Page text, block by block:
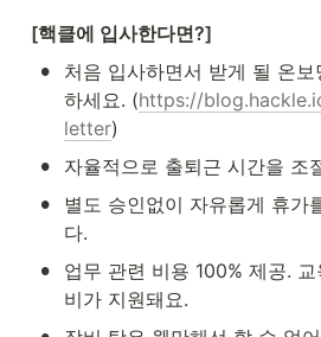
[핵클에 입사한다면?]
•
처음 입사하면서 받게 될 온
하세요. (https://
letter)
• 자율적으로 출퇴근 시간을 조
•
별도 승인없이 자유롭게 휴가
다.
•
업무 관련 비용 100% 제공.
비가 지원돼요.